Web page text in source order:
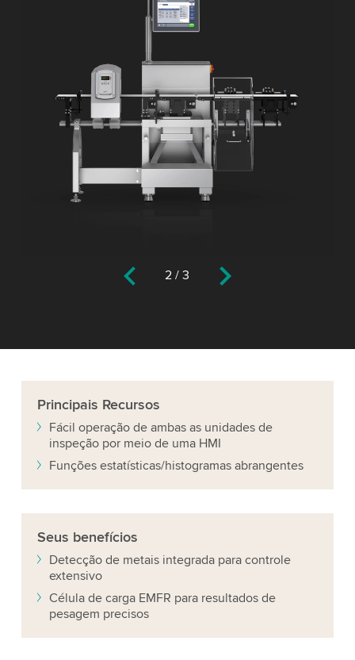
2 /3
Principais Recursos
Fácil operação de ambas as unidades de
inspeção por meio de uma HMI
Funções estatísticas/histogramas abrangentes
Seus benefícios
Detecção de metais integrada para controle
extensivo
Célula de carga EMFR para resultados de
pesagem precisos